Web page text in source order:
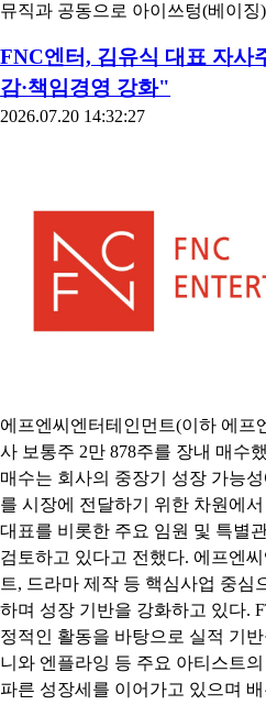
뮤직과 공동으로 아이쓰텅(베이
FNC엔터, 김유식 대표 자사
감·책임경영 강화"
2026.07.20 14:32:27
에프엔씨엔터테인먼트(이하 에프
사 보통주 2만 878주를 장내 매수
매수는 회사의 중장기 성장 가능
를 시장에 전달하기 위한 차원에
대표를 비롯한 주요 임원 및 특별
검토하고 있다고 전했다. 에프엔
트, 드라마 제작 등 핵심사업 중심
하며 성장 기반을 강화하고 있다.
정적인 활동을 바탕으로 실적 기
니와 엔플라잉 등 주요 아티스트
파른 성장세를 이어가고 있으며